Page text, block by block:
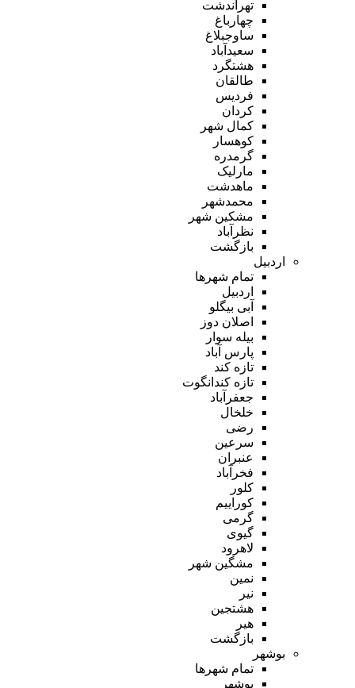
تهراندشت
چهارباغ
ساوجبلاغ
سعیدآباد
هشتگرد
طالقان
فردیس
کردان
کمال شهر
کوهسار
گرمدره
مارلیک
ماهدشت
محمدشهر
مشکین شهر
نظرآباد
بازگشت
اردبیل
تمام شهر‌ها
اردبیل
آبی بیگلو
اصلان دوز
بیله سوار
پارس آباد
تازه کند
تازه کندانگوت
جعفرآباد
خلخال
رضی
سرعین
عنبران
فخرآباد
کلور
کوراییم
گرمی
گیوی
لاهرود
مشگین شهر
نمین
نیر
هشتجین
هیر
بازگشت
بوشهر
تمام شهر‌ها
بوشهر